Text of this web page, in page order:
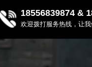
18556839874 &
欢迎拨打服务热线，让